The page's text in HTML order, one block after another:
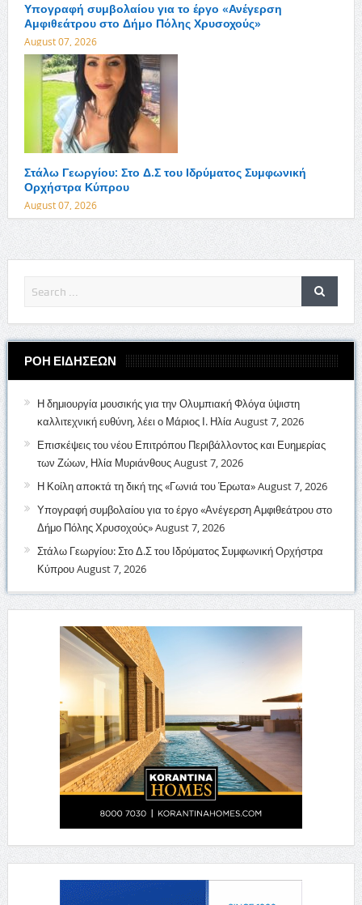
Υπογραφή συμβολαίου για το έργο «Ανέγερση
Αμφιθεάτρου στο Δήμο Πόλης Χρυσοχούς»
August 07, 2026
Στάλω Γεωργίου: Στο Δ.Σ του Ιδρύματος Συμφωνική
Ορχήστρα Κύπρου
August 07, 2026
ΡΟΗ ΕΙΔΗΣΕΩΝ
Η δημιουργία μουσικής για την Ολυμπιακή Φλόγα ύψιστη
καλλιτεχνική ευθύνη, λέει ο Μάριος Ι. Ηλία August 7, 2026
Επισκέψεις του νέου Επιτρόπου Περιβάλλοντος και Ευημερίας
των Ζώων, Ηλία ΜυριάνθουςAugust 7, 2026
Η Κοίλη αποκτά τη δική της «Γωνιά του Έρωτα»August 7, 2026
Υπογραφή συμβολαίου για το έργο «Ανέγερση Αμφιθεάτρου στο
Δήμο Πόλης Χρυσοχούς»August 7, 2026
Στάλω Γεωργίου: Στο Δ.Σ του Ιδρύματος Συμφωνική Ορχήστρα
ΚύπρουAugust 7, 2026